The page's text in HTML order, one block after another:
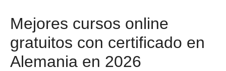
Mejores cursos online
gratuitos con certificado en
Alemania en 2026